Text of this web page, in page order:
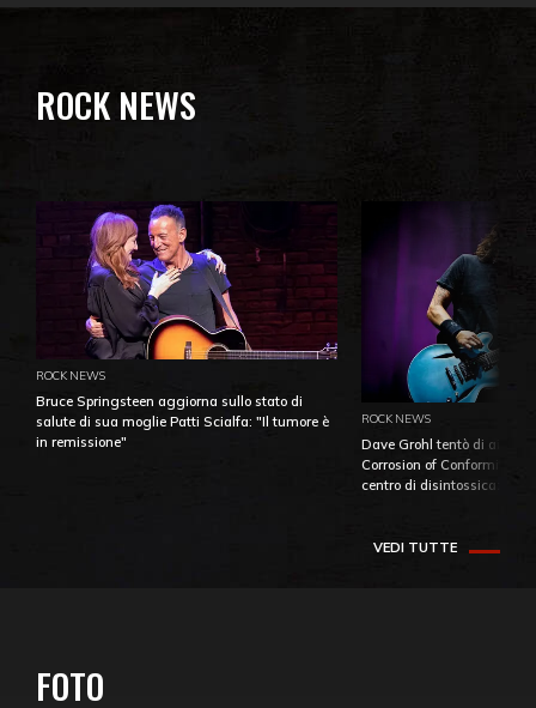
ROCK NEWS
ROCK NEWS
Bruce Springsteen aggiorna sullo stato di
salute di sua moglie Patti Scialfa: "Il tumore è
in remissione"
ROCK NEWS
Dave Grohl tentò di
Corrosion of Conformity
centro di
VEDI TUTTE
FOTO